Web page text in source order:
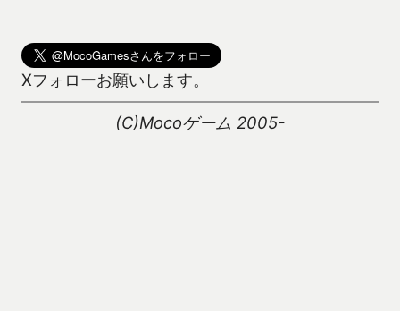
Xフォローお願いします。
(C)Mocoゲーム 2005-